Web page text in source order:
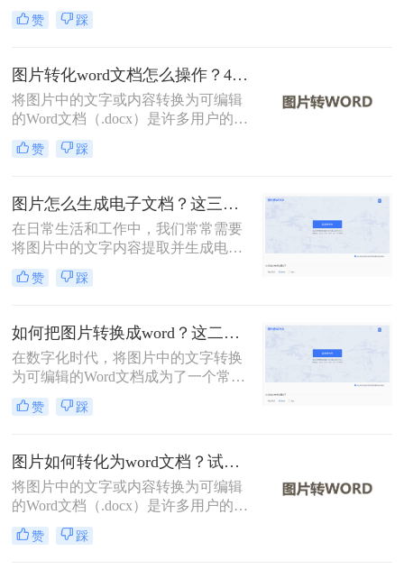
其在处理扫描文件、会议记录或纸质
资料时。那么怎么把图片转换成word
并提供操作步骤与避坑指南。
赞 踩
图片转化word文档怎么操作？4种常用方法详解！
将图片中的文字或内容转换为可编辑
的Word文档（.docx）是许多用户的需
求，例如将扫描的文档、照片中的笔
记或PDF截图中的文字提取出来。那
文将介绍常用转换方法，为您提供详
细指南。
赞 踩
图片怎么生成电子文档？这三种转换方法快来看！
在日常生活和工作中，我们常常需要
将图片中的文字内容提取并生成电子
文档（如Word文档）。这不仅有助于
提高工作效率，还能方便后续的编辑
呢？本文将介绍几种常用的方法，帮
助您轻松将图片转换成Word文档。
赞 踩
如何把图片转换成word？这二个方法教你学会！
在数字化时代，将图片中的文字转换
为可编辑的Word文档成为了一个常见
的需求。无论是在学术研究、商务文
档处理，还是在教育培训等领域，这
何把图片转换成word呢？本文将介绍
两种常用的方法来实现这一目标。
赞 踩
图片如何转化为word文档？试试这种4种实用方法！
将图片中的文字或内容转换为可编辑
的Word文档（.docx）是许多用户的需
求，例如处理扫描文件、提取照片中
的笔记或转换PDF截图中的文字。那
赞 踩